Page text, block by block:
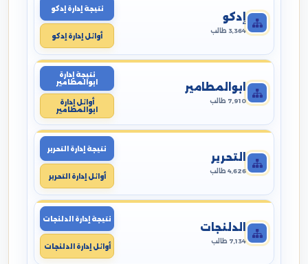
إدكو
3,364 طالب
نتيجة إدارة إدكو
أوائل إدارة إدكو
ابوالمطامير
7,910 طالب
نتيجة إدارة
ابوالمطامير
أوائل إدارة
ابوالمطامير
التحرير
4,626 طالب
نتيجة إدارة التحرير
أوائل إدارة التحرير
الدلنجات
7,134 طالب
نتيجة إدارة الدلنجات
أوائل إدارة الدلنجات